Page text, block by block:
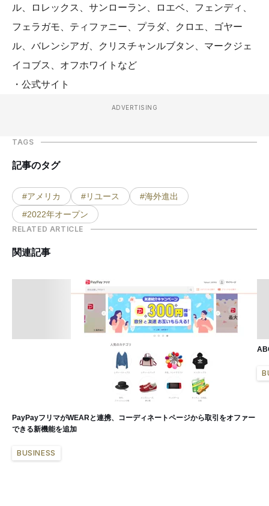
ル、ロレックス、サンローラン、ロエベ、フェンディ、
フェラガモ、ティファニー、プラダ、クロエ、ゴヤー
ル、バレンシアガ、クリスチャンルブタン、マークジェ
イコブス、オフホワイトなど
・公式サイト
ADVERTISING
TAGS
記事のタグ
#アメリカ #リユース
#海外進出
#2022年オープン
RELATED ARTICLE
関連記事
PayPayフリマがWEARと連携、コーディネートページから取引をオファー
できる新機能を追加
BUSINESS